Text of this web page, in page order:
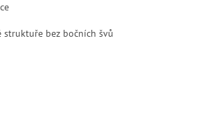
bez bočních švů